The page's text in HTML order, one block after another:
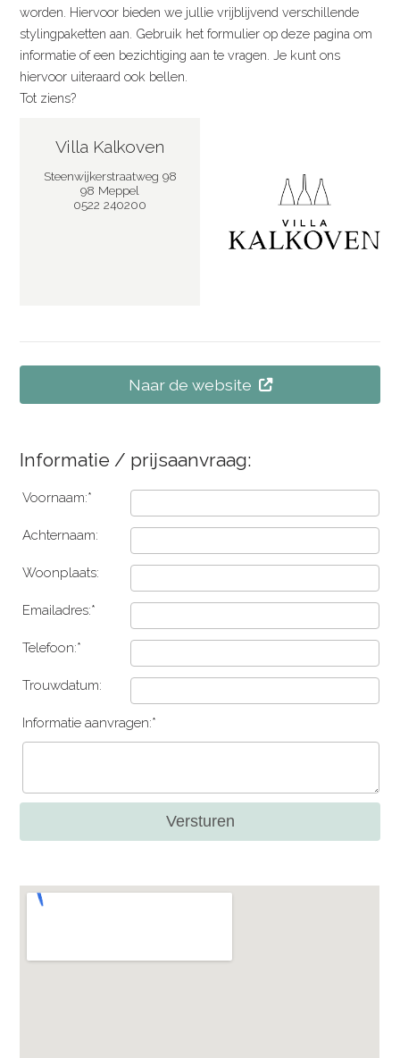
worden. Hiervoor bieden we jullie vrijblijvend verschillende
stylingpaketten aan. Gebruik het formulier op deze pagina om
informatie of een bezichtiging aan te vragen. Je kunt ons
hiervoor uiteraard ook bellen.
Tot ziens?
Villa Kalkoven
Steenwijkerstraatweg 98
98 Meppel
0522 240200
Naar de website
Informatie / prijsaanvraag:
Voornaam:*
Achternaam:
Woonplaats:
Emailadres:*
Telefoon:*
Trouwdatum:
Informatie aanvragen:*